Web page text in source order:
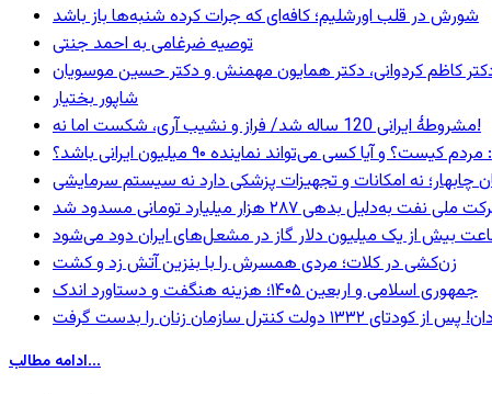
شورش در قلب اورشلیم؛ کافه‌ای که جرات کرده شنبه‌ها باز باشد
توصیه ضرغامی به احمد جنتی
دکتر کاظم کردوانی، دکتر همایون مهمنش و دکتر حسین موسویان
شاپور بختیار
مشروطۀ ایرانی 120 ساله شد/ فراز و نشیب آری، شکست اما نه!
و آیا کسی می‌تواند نماینده ۹۰ میلیون ایرانی باشد؟
چابهار؛ نه امکانات و تجهیزات پزشکی دارد نه سیستم سرمایشی
بدهی ۲۸۷ هزار میلیارد تومانی مسدود شد
بیش از یک میلیون دلار گاز در مشعل‌های ایران دود می‌شود
زن‌کشی در کلات؛ مردی همسرش را با بنزین آتش زد و کشت
جمهوری اسلامی و اربعین ۱۴۰۵؛ هزینه هنگفت و دستاورد اندک
ادامه مطالب...